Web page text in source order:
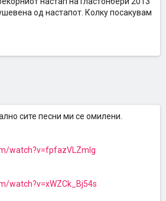
од настапот. Колку посакувам
сите песни ми се омилени.
watch?v=fpfazVLZmlg
watch?v=xWZCk_Bj54s